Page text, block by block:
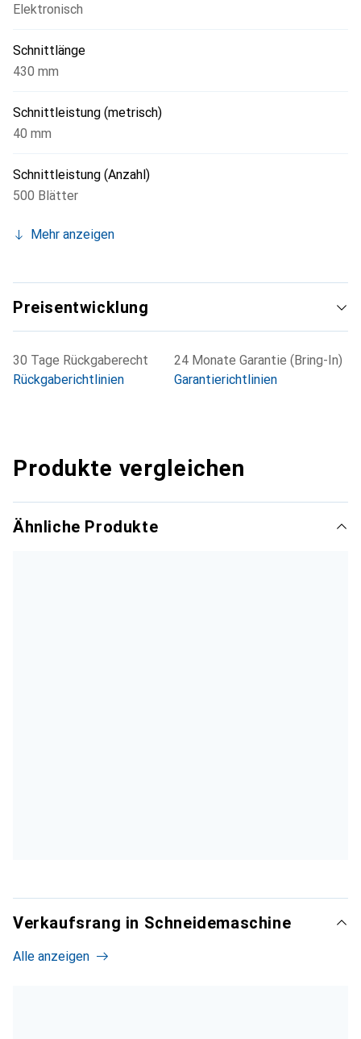
zu müssen.
Elektronisch
Schnittlänge
430 mm
Schnittleistung (metrisch)
40 mm
Schnittleistung (Anzahl)
500 Blätter
Mehr anzeigen
Preisentwicklung
30 Tage Rückgaberecht
Rückgaberichtlinien
24 Monate Garantie (Bring-In)
Garantierichtlinien
Produkte vergleichen
Ähnliche Produkte
Verkaufsrang in Schneidemaschine
Alle anzeigen